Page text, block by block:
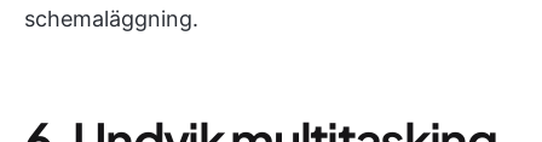
schemaläggning.